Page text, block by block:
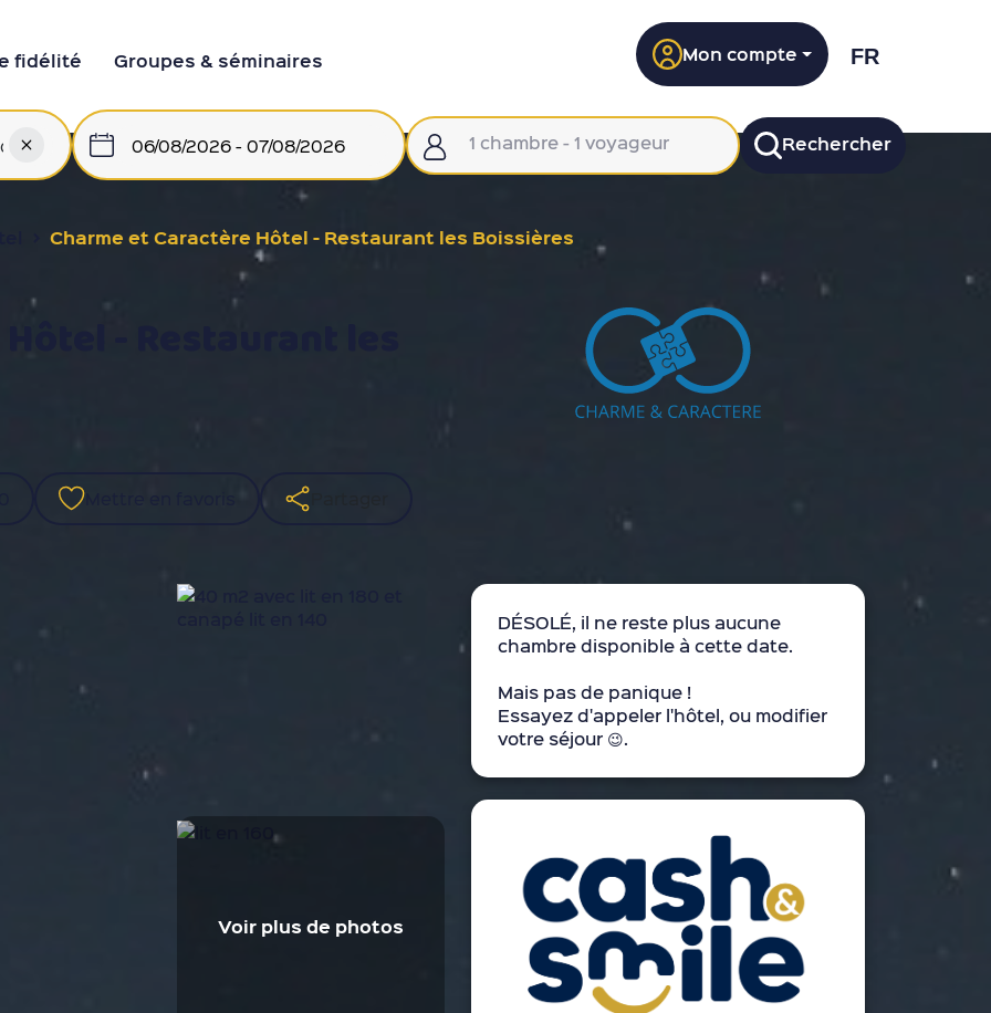
fidélité Groupes & séminaires Mon compte FR
1 chambre - 1 voyageur Rechercher
Charme et Caractère Hôtel - Restaurant les Boissières
Voir plus de photos
DÉSOLÉ, il ne reste plus aucune
chambre disponible à cette date.
Mais pas de panique !
Essayez d'appeler l'hôtel, ou modifier
votre séjour 😉.